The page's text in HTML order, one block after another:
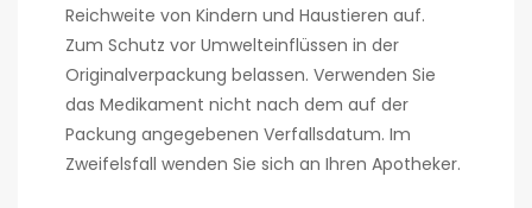
Reichweite von Kindern und Haustieren auf.
Zum Schutz vor Umwelteinflüssen in der
Originalverpackung belassen. Verwenden Sie
das Medikament nicht nach dem auf der
Packung angegebenen Verfallsdatum. Im
Zweifelsfall wenden Sie sich an Ihren Apotheker.